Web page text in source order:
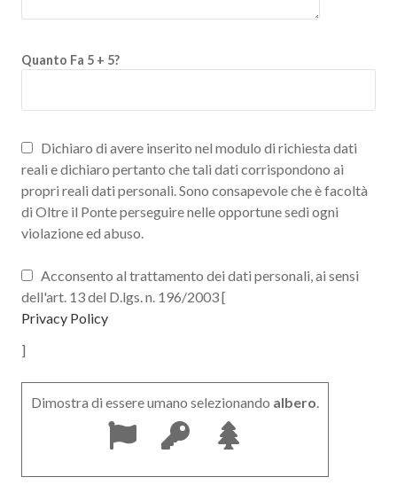
Quanto Fa 5 + 5?
Dichiaro di avere inserito nel modulo di richiesta dati
reali e dichiaro pertanto che tali dati corrispondono ai
propri reali dati personali. Sono consapevole che è facoltà
di Oltre il Ponte perseguire nelle opportune sedi ogni
violazione ed abuso.
Acconsento al trattamento dei dati personali, ai sensi
dell'art. 13 del D.lgs. n. 196/2003 [
Privacy Policy
]
Dimostra di essere umano selezionando albero.